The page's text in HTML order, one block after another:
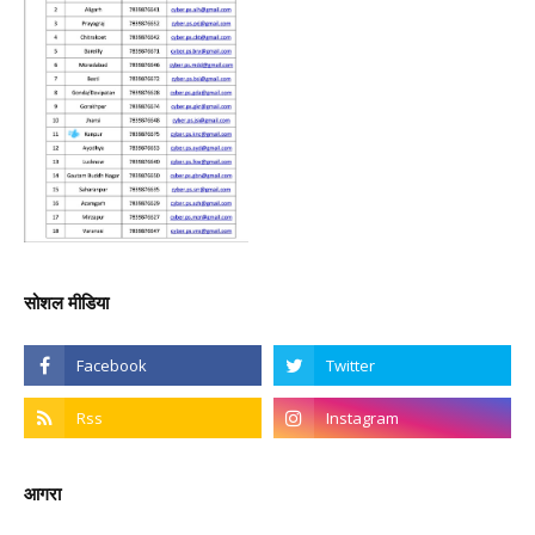
सोशल मीडिया
आगरा